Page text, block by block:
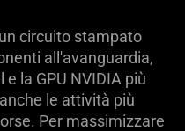
circuito stampato
all'avanguardia,
la GPU NVIDIA più
le attività più
Per massimizzare